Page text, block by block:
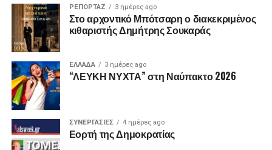
ΡΕΠΟΡΤΑΖ 3 ημέρες ago
Στο αρχοντικό Μπότσαρη ο διακεκριμένος
κιθαριστής Δημήτρης Σουκαράς
ΕΛΛΑΔΑ 3 ημέρες ago
“ΛΕΥΚΗ ΝΥΧΤΑ” στη Ναύπακτο 2026
ΣΥΝΕΡΓΑΣΙΕΣ 4 ημέρες ago
Εορτή της Δημοκρατίας